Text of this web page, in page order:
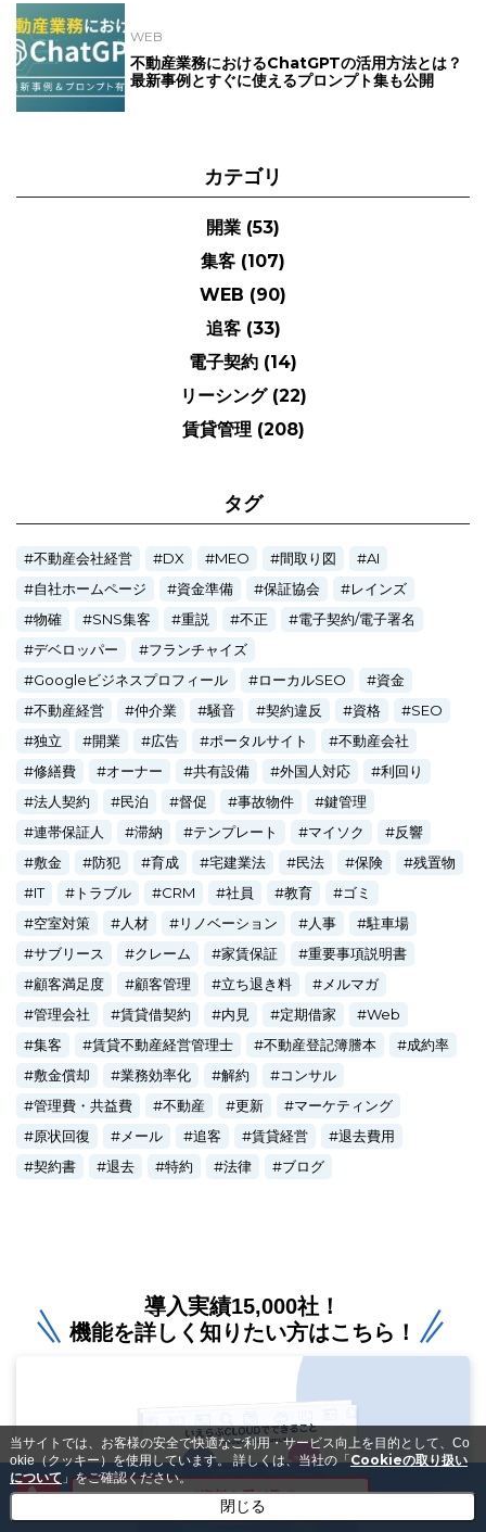
WEB
不動産業務におけるChatGPTの活用方法とは？
最新事例とすぐに使えるプロンプト集も公開
カテゴリ
開業 (53)
集客 (107)
WEB (90)
追客 (33)
電子契約 (14)
リーシング (22)
賃貸管理 (208)
タグ
不動産会社経営 DX MEO 間取り図
AI
自社ホームページ
資金準備 保証協会
レインズ
物確
SNS集客 重説 不正
電子契約/電子署名
デベロッパー
フランチャイズ
Googleビジネスプロフィール
ローカルSEO
資金
不動産経営
仲介業 騒音 契約違反 資格
SEO
独立
開業 広告 ポータルサイト
不動産会社
修繕費
オーナー 共有設備 外国人対応
利回り
法人契約
民泊 督促 事故物件
鍵管理
連帯保証人
滞納 テンプレート マイソク
反響
敷金
防犯 育成 宅建業法 民法 保険
残置物
IT
トラブル CRM 社員 教育
ゴミ
空室対策
人材 リノベーション 人事
駐車場
サブリース
クレーム 家賃保証
重要事項説明書
顧客満足度
顧客管理 立ち退き料
メルマガ
管理会社
賃貸借契約 内見 定期借家
Web
集客
賃貸不動産経営管理士 不動産登記簿謄本
成約率
敷金償却
業務効率化 解約
コンサル
管理費・共益費
不動産 更新
マーケティング
原状回復
メール 追客 賃貸経営
退去費用
契約書
退去 特約 法律 ブログ
導入実績15,000社！
機能を詳しく知りたい方はこちら！
メールで資料を受け取る
当サイトでは、お客様の安全で快適なご利用・サービス向上を目的として、Co
okie（クッキー）を使用しています。詳しくは、当社の「Cookieの取り扱い
について 」をご確認ください。
閉じる